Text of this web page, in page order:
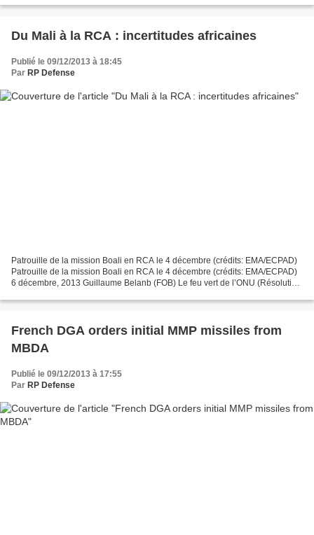
Du Mali à la RCA : incertitudes africaines
Publié le 09/12/2013 à 18:45
Par RP Defense
Patrouille de la mission Boali en RCA le 4 décembre (crédits: EMA/ECPAD)
Patrouille de la mission Boali en RCA le 4 décembre (crédits: EMA/ECPAD)
6 décembre, 2013 Guillaume Belanb (FOB) Le feu vert de l’ONU (Résolution
French DGA orders initial MMP missiles from
MBDA
Publié le 09/12/2013 à 17:55
Par RP Defense